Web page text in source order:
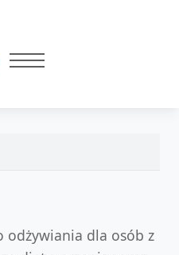
odżywiania dla osób z